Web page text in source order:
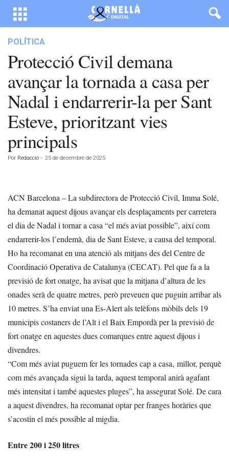
POLÍTICA
Protecció Civil demana
avançar la tornada a casa per
Nadal i endarrerir-la per Sant
Esteve, prioritzant vies
principals
Por Redacció - 25 de desembre de 2025
ACN Barcelona – La subdirectora de Protecció Civil, Imma Solé,
ha demanat aquest dijous avançar els desplaçaments per carretera
el dia de Nadal i tornar a casa “el més aviat possible”, així com
endarrerir-los l’endemà, dia de Sant Esteve, a causa del temporal.
Ho ha recomanat en una atenció als mitjans des del Centre de
Coordinació Operativa de Catalunya (CECAT). Pel que fa a la
previsió de fort onatge, ha avisat que la mitjana d’altura de les
onades serà de quatre metres, però preveuen que puguin arribar als
10 metres. S’ha enviat una Es-Alert als telèfons mòbils dels 19
municipis costaners de l’Alt i el Baix Empordà per la previsió de
fort onatge en aquestes dues comarques entre aquest dijous i
divendres.
“Com més aviat puguem fer les tornades cap a casa, millor, perquè
com més avançada sigui la tarda, aquest temporal anirà agafant
més intensitat i també aquestes pluges”, ha assegurat Solé. De cara
a aquest divendres, ha recomanat optar per franges horàries que
s’acostin el més possible al migdia.
Entre 200 i 250 litres